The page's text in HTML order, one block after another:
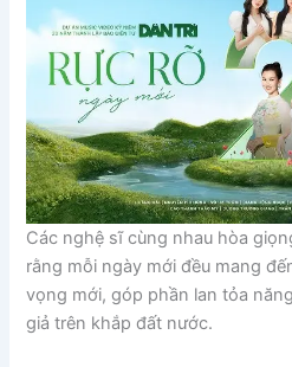
Các nghệ sĩ cùng nhau hòa
rằng mỗi ngày mới đều mang
vọng mới, góp phần lan tỏa
giả trên khắp đất nước.